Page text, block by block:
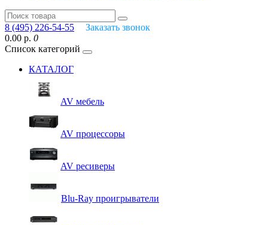
8 (495) 226-54-55
Заказать звонок
0.00 р. 0
Список категорий
КАТАЛОГ
AV мебель
AV процессоры
AV ресиверы
Blu-Ray проигрыватели